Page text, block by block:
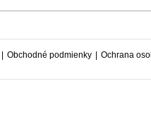
| Obchodné podmienky | Ochrana